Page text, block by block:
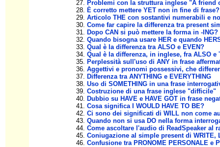
Problemi con la struttura inglese "A friend
È corretto mettere YET non in fine di frase?
Articolo THE con sostantivi numerabili e
Come far capire la differenza tra present
Dopo CAN si può mettere la forma in -ING?
Quando bisogna usare HER e quando
Qual è la differenza tra ALSO e EVEN?
Qual è la differenza, in inglese, fra ALSO e
Perplessità sull'uso di ANY in frase
Aggettivi e pronomi possessivi, che
Differenza tra ANYTHING e EVERYTHING
Uso di SOMETHING in una frase
Costruzione di una frase inglese "difficile"
Dubbio su HAVE e HAVE GOT in frase
Cosa significa I WOULD HAVE TO BE?
Ci sono dei significati di WILL non come
Quando non si usa DO nella forma
Come ascoltare l'audio di ReadSpeaker al
Coniugazione al simple present di WRITE,
Confusione tra PRONOME PERSONALE e